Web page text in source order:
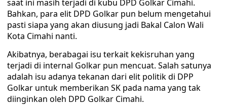
saat ini masih terjadi di kubu DPD Golkar Cimahi.
Bahkan, para elit DPD Golkar pun belum mengetahui
pasti siapa yang akan diusung jadi Bakal Calon Wali
Kota Cimahi nanti.
Akibatnya, berabagai isu terkait kekisruhan yang
terjadi di internal Golkar pun mencuat. Salah satunya
adalah isu adanya tekanan dari elit politik di DPP
Golkar untuk memberikan SK pada nama yang tak
diinginkan oleh DPD Golkar Cimahi.